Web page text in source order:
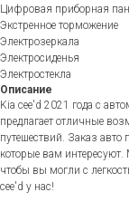
Цифровая приборная
Экстренное торможение
Электрозеркала
Электросиденья
Электростекла
Описание
Kia cee'd 2021 года с
предлагает отличные
путешествий. Заказ
которые вам
чтобы вы могли с
cee'd у нас!